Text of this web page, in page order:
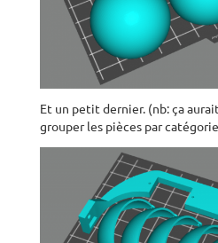
Et un petit dernier. (nb: ça
grouper les pièces par